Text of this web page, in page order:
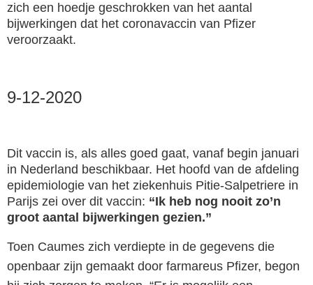
zich een hoedje geschrokken van het aantal
bijwerkingen dat het coronavaccin van Pfizer
veroorzaakt.
9-12-2020
Dit vaccin is, als alles goed gaat, vanaf begin januari
in Nederland beschikbaar. Het hoofd van de afdeling
epidemiologie van het ziekenhuis Pitie-Salpetriere in
Parijs zei over dit vaccin: “Ik heb nog nooit zo’n
groot aantal bijwerkingen gezien.”
Toen Caumes zich verdiepte in de gegevens die
openbaar zijn gemaakt door farmareus Pfizer, begon